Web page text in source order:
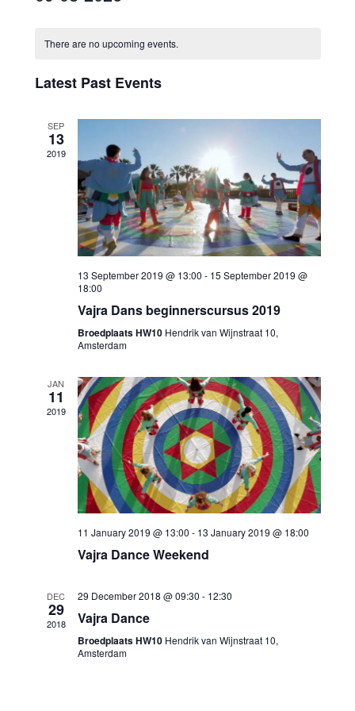
There are no upcoming events.
Latest Past Events
SEP
13
2019
13 September 2019 @ 13:00 - 15 September 2019 @
18:00
Vajra Dans beginnerscursus 2019
Broedplaats HW10 Hendrik van Wijnstraat 10,
Amsterdam
JAN
11
2019
11 January 2019 @ 13:00 - 13 January 2019 @ 18:00
Vajra Dance Weekend
DEC
29
2018
29 December 2018 @ 09:30 - 12:30
Vajra Dance
Broedplaats HW10 Hendrik van Wijnstraat 10,
Amsterdam